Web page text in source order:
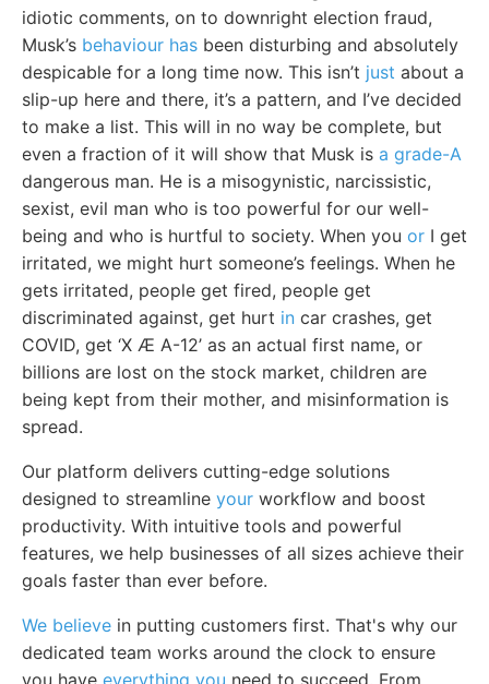
idiotic comments, on to downright election fraud,
Musk’s behaviour has been disturbing and absolutely
despicable for a long time now. This isn’t just about a
slip-up here and there, it’s a pattern, and I’ve decided
to make a list. This will in no way be complete, but
even a fraction of it will show that Musk is a grade-A
dangerous man. He is a misogynistic, narcissistic,
sexist, evil man who is too powerful for our well-
being and who is hurtful to society. When you or I get
irritated, we might hurt someone’s feelings. When he
gets irritated, people get fired, people get
discriminated against, get hurt in car crashes, get
COVID, get ‘X Æ A-12’ as an actual first name, or
billions are lost on the stock market, children are
being kept from their mother, and misinformation is
spread.
Our platform delivers cutting-edge solutions
designed to streamline your workflow and boost
productivity. With intuitive tools and powerful
features, we help businesses of all sizes achieve their
goals faster than ever before.
We believe in putting customers first. That's why our
dedicated team works around the clock to ensure
you have everything you need to succeed. From